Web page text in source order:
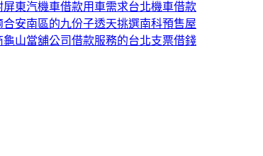
屏東汽機車借款用車需求台北機車借款
安南區的九份子透天挑選南科預售屋
山當舖公司借款服務的台北支票借錢